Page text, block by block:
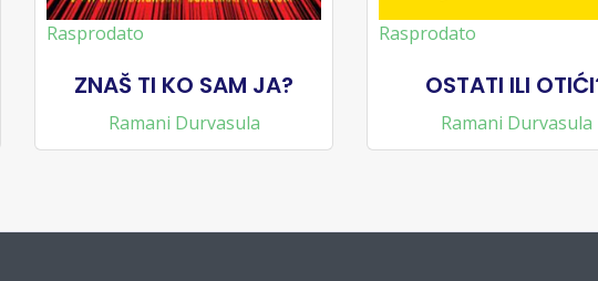
Rasprodato
ZNAŠ TI KO SAM JA?
Ramani Durvasula
Rasprodato
OSTATI ILI
Ramani Durvasula